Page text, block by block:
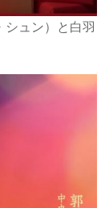
ュン）と白羽